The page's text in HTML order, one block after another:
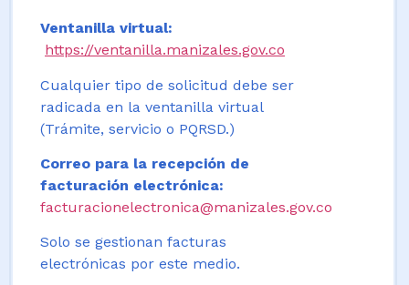
Ventanilla virtual:
https://ventanilla.manizales.gov.co
Cualquier tipo de solicitud debe ser
radicada en la ventanilla virtual
(Trámite, servicio o PQRSD.)
Correo para la recepción de
facturación electrónica:
facturacionelectronica@manizales.gov.co
Solo se gestionan facturas
electrónicas por este medio.